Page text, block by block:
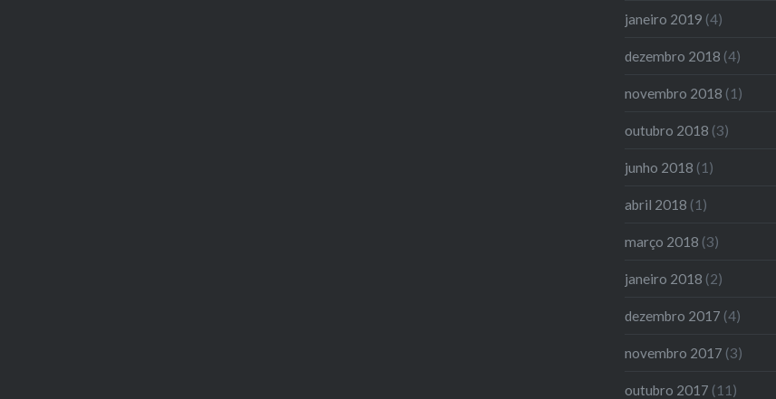
janeiro 2019 (4)
dezembro 2018 (4)
novembro 2018 (1)
outubro 2018 (3)
junho 2018 (1)
abril 2018 (1)
março 2018 (3)
janeiro 2018 (2)
dezembro 2017 (4)
novembro 2017 (3)
outubro 2017 (11)